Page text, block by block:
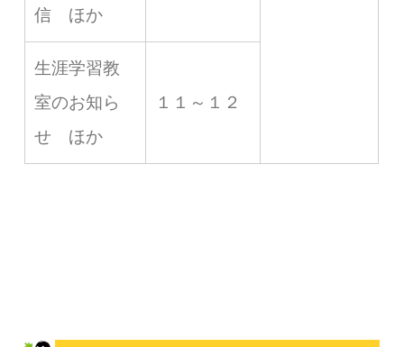
信 ほか
生涯学習教
室のお知ら
せ ほか
１１～１２